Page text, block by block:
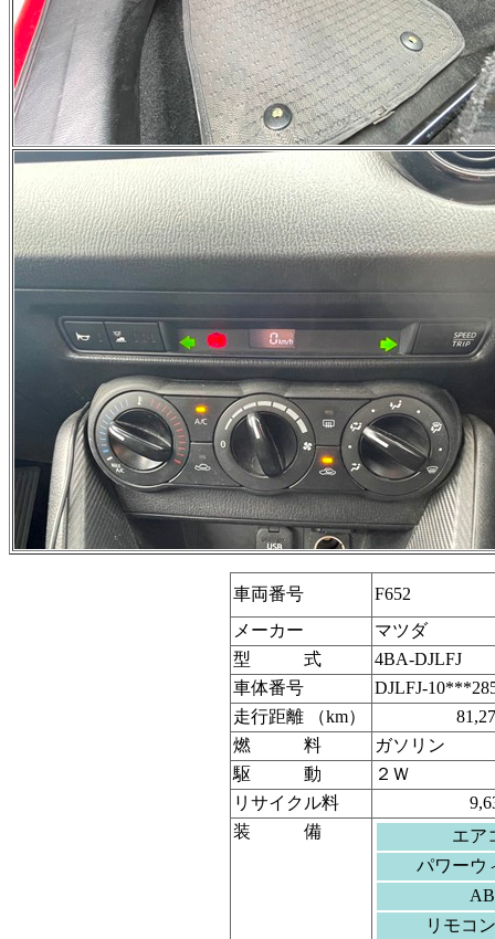
車両番号
F652
メーカー
マツダ
型 式
4BA-DJLFJ
車体番号
DJLFJ-
走行距離 （km）
燃 料
ガソリン
駆 動
２Ｗ
リサイクル料
装 備
エア
パワーウ
リモコ